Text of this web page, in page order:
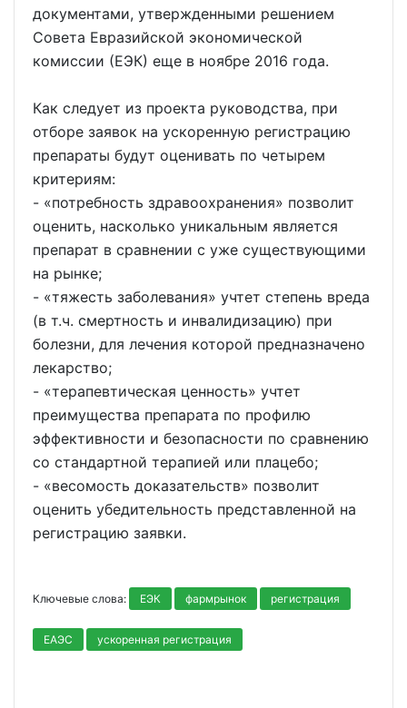
документами, утвержденными решением
Совета Евразийской экономической
комиссии (ЕЭК) еще в ноябре 2016 года.
Как следует из проекта руководства, при
отборе заявок на ускоренную регистрацию
препараты будут оценивать по четырем
критериям:
- «потребность здравоохранения» позволит
оценить, насколько уникальным является
препарат в сравнении с уже существующими
на рынке;
- «тяжесть заболевания» учтет степень вреда
(в т.ч. смертность и инвалидизацию) при
болезни, для лечения которой предназначено
лекарство;
- «терапевтическая ценность» учтет
преимущества препарата по профилю
эффективности и безопасности по сравнению
со стандартной терапией или плацебо;
- «весомость доказательств» позволит
оценить убедительность представленной на
регистрацию заявки.
Ключевые слова: ЕЭК фармрынок регистрация
ЕАЭС ускоренная регистрация